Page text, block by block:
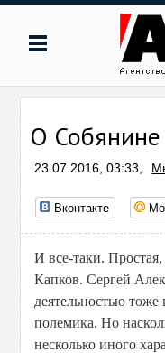
О
23.07.2016, 03:33,
Вконтакте
И все-таки.
Капков. Сергей
деятельностью
полемика. Но
несколько иного